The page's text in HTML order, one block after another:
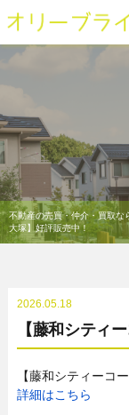
不動産の売買・仲介・買取な
大塚】好評販売中！
2026.05.18
【藤和シティ
【藤和シティーコ
詳細はこちら